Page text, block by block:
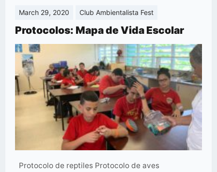
March 29, 2020 Club Ambientalista Fest
Protocolos: Mapa de Vida Escolar
Protocolo de reptiles Protocolo de aves